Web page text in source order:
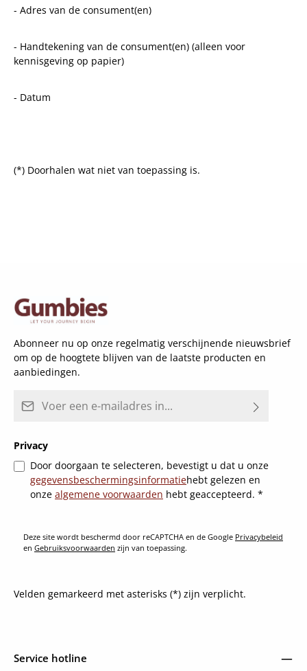
- Adres van de consument(en)
- Handtekening van de consument(en) (alleen voor
kennisgeving op papier)
- Datum
(*) Doorhalen wat niet van toepassing is.
Abonneer nu op onze regelmatig verschijnende nieuwsbrief
om op de hoogtete blijven van de laatste producten en
aanbiedingen.
Privacy
Door doorgaan te selecteren, bevestigt u dat u onze
gegevensbeschermingsinformatiehebt gelezen en
onze algemene voorwaarden hebt geaccepteerd. *
Deze site wordt beschermd door reCAPTCHA en de Google Privacybeleid
en Gebruiksvoorwaarden zijn van toepassing.
Velden gemarkeerd met asterisks (*) zijn verplicht.
Service hotline